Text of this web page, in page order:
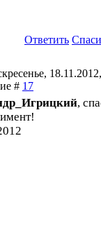
Ответить
# 17
,